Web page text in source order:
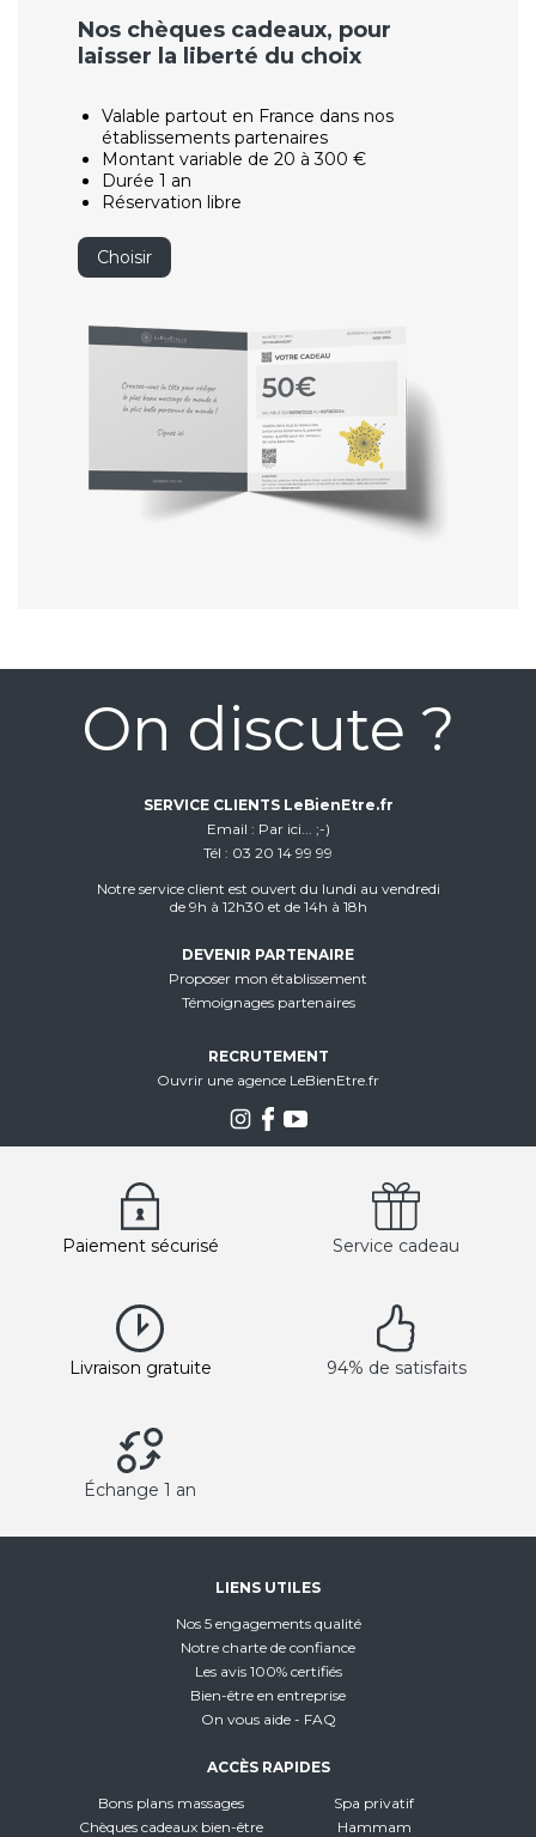
Nos chèques cadeaux, pour
laisser la liberté du choix
Valable partout en France dans nos
établissements partenaires
Montant variable de 20 à 300 €
Durée 1 an
Réservation libre
Choisir
On discute ?
SERVICE CLIENTS LeBienEtre.fr
Email
Par ici... ;-)
Tél
03 20 14 99 99
Notre service client est ouvert du lundi au vendredi
de 9h à 12h30 et de 14h à 18h
DEVENIR PARTENAIRE
Proposer mon établissement
Témoignages partenaires
RECRUTEMENT
Ouvrir une agence LeBienEtre.fr
Paiement sécurisé Service cadeau
Livraison gratuite 94% de satisfaits
Échange 1 an
LIENS UTILES
Nos 5 engagements qualité
Notre charte de confiance
Les avis 100% certifiés
Bien-être en entreprise
On vous aide - FAQ
ACCÈS RAPIDES
Bons plans massages
Chèques cadeaux bien-être
Spa privatif
Hammam